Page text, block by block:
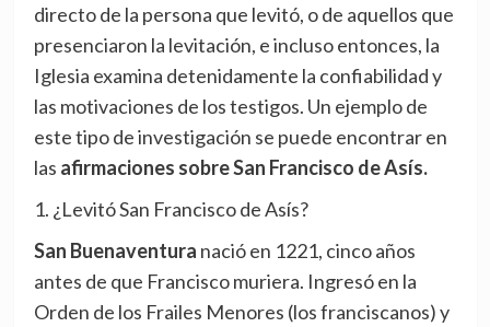
directo de la persona que levitó, o de aquellos que
presenciaron la levitación, e incluso entonces, la
Iglesia examina detenidamente la confiabilidad y
las motivaciones de los testigos. Un ejemplo de
este tipo de investigación se puede encontrar en
las afirmaciones sobre San Francisco de Asís.
1. ¿Levitó San Francisco de Asís?
San Buenaventura nació en 1221, cinco años
antes de que Francisco muriera. Ingresó en la
Orden de los Frailes Menores (los franciscanos) y